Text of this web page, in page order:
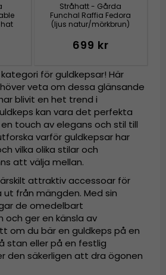
hat
Stråhatt - Gårda
Funchal Raffia Fedora
(ljus natur/mörkbrun)
699 kr
för guldkepsar! Här
veta om dessa glänsande
blivit en het trend i
kan vara det perfekta
touch av elegans och stil till
varför guldkepsar har
vilka olika stilar och
att välja mellan.
attraktiv accessoar för
ut från mängden. Med sin
de omedelbart
och ger en känsla av
om du bär en guldkeps på en
stan eller på en festlig
den säkerligen att dra ögonen